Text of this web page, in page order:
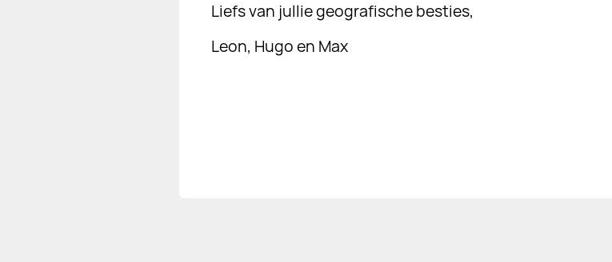
Liefs van jullie geografische besties,
Leon, Hugo en Max